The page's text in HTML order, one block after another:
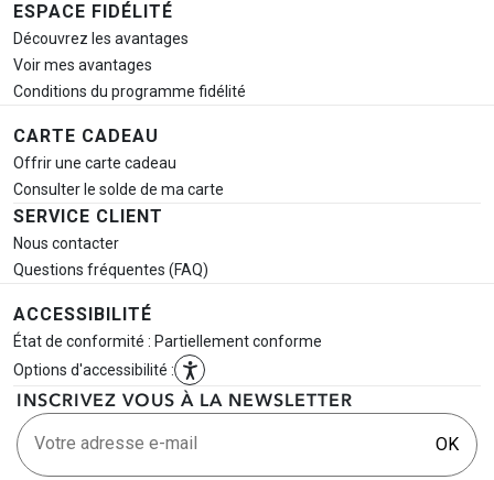
ESPACE FIDÉLITÉ
Découvrez les avantages
Voir mes avantages
Conditions du programme fidélité
CARTE CADEAU
Offrir une carte cadeau
Consulter le solde de ma carte
SERVICE CLIENT
Nous contacter
Questions fréquentes (FAQ)
ACCESSIBILITÉ
État de conformité : Partiellement conforme
Options d'accessibilité :
INSCRIVEZ VOUS À LA NEWSLETTER
Votre adresse e-mail OK